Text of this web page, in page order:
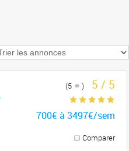
(5 ) 5 / 5
700€ à 3497€/sem
Comparer